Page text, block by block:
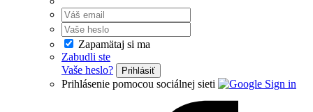
Zapamätaj si ma
Zabudli ste
Vaše heslo?
Prihlásiť
Prihlásenie pomocou sociálnej sieti